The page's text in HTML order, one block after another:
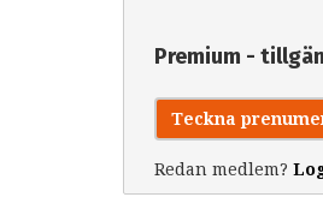
Premium -
Teckna
Redan medlem?